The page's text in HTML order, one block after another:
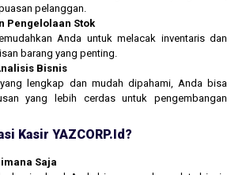
pelanggan.
Pengelolaan Stok
Anda untuk melacak inventaris dan
barang yang penting.
Bisnis
lengkap dan mudah dipahami, Anda bisa
yang lebih cerdas untuk pengembangan
Kasir YAZCORP.id?
Saja